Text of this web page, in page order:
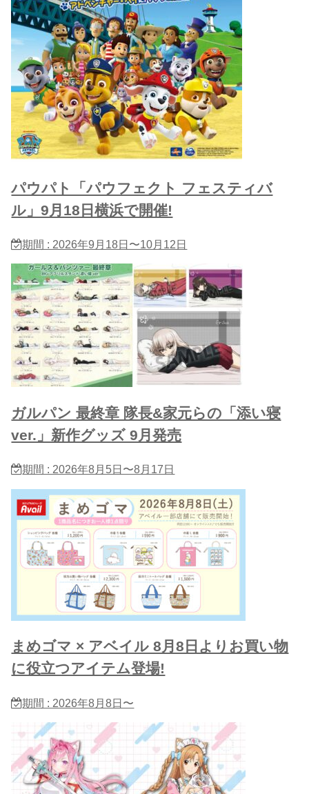
パウパト「パウフェクト フェスティバ
ル」9月18日横浜で開催!
期間 : 2026年9月18日〜10月12日
ガルパン 最終章 隊長&家元らの「添い寝
ver.」新作グッズ 9月発売
期間 : 2026年8月5日〜8月17日
まめゴマ × アベイル 8月8日よりお買い物
に役立つアイテム登場!
期間 : 2026年8月8日〜